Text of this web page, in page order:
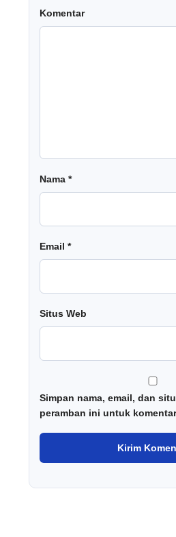
Komentar
Nama *
Email *
Situs Web
Simpan nama, email, dan
peramban ini untuk